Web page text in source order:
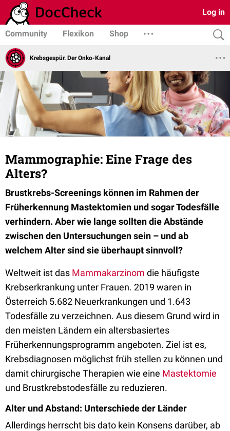
Log in
Community Flexikon Shop
Krebsgespür. Der Onko-Kanal
Mammographie: Eine Frage des
Alters?
Brustkrebs-Screenings können im Rahmen der
Früherkennung Mastektomien und sogar Todesfälle
verhindern. Aber wie lange sollten die Abstände
zwischen den Untersuchungen sein – und ab
welchem Alter sind sie überhaupt sinnvoll?
Weltweit ist das Mammakarzinom die häufigste
Krebserkrankung unter Frauen. 2019 waren in
Österreich 5.682 Neuerkrankungen und 1.643
Todesfälle zu verzeichnen. Aus diesem Grund wird in
den meisten Ländern ein altersbasiertes
Früherkennungsprogramm angeboten. Ziel ist es,
Krebsdiagnosen möglichst früh stellen zu können und
damit chirurgische Therapien wie eine Mastektomie
und Brustkrebstodesfälle zu reduzieren.
Alter und Abstand: Unterschiede der Länder
Allerdings herrscht bis dato kein Konsens darüber, ab